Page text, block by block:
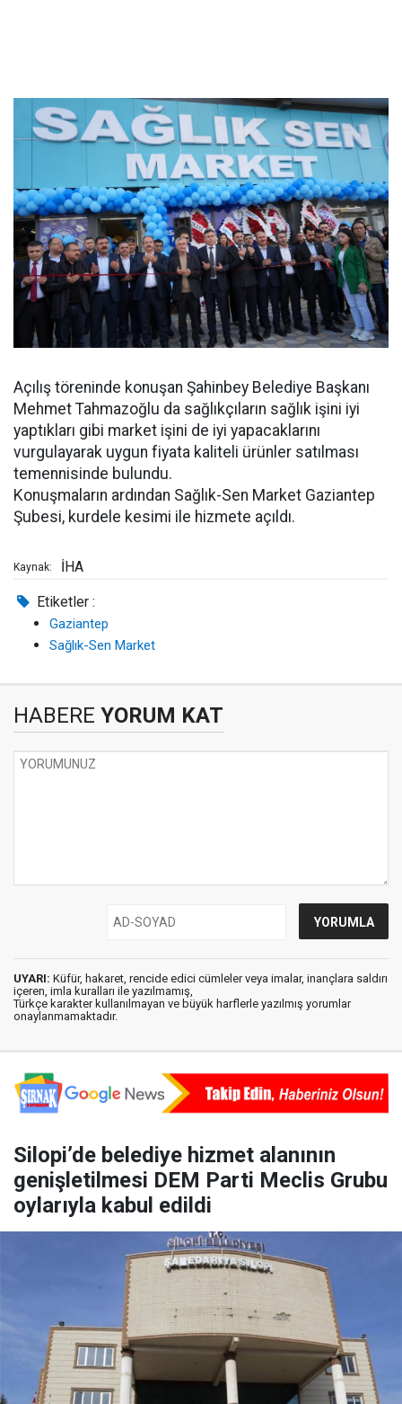
Açılış töreninde konuşan Şahinbey Belediye Başkanı
Mehmet Tahmazoğlu da sağlıkçıların sağlık işini iyi
yaptıkları gibi market işini de iyi yapacaklarını
vurgulayarak uygun fiyata kaliteli ürünler satılması
temennisinde bulundu.
Konuşmaların ardından Sağlık-Sen Market Gaziantep
Şubesi, kurdele kesimi ile hizmete açıldı.
Kaynak: İHA
Etiketler :
Gaziantep
Sağlık-Sen Market
HABERE YORUM KAT
UYARI: Küfür, hakaret, rencide edici cümleler veya imalar, inançlara saldırı
içeren, imla kuralları ile yazılmamış,
Türkçe karakter kullanılmayan ve büyük harflerle yazılmış yorumlar
onaylanmamaktadır.
Silopi’de belediye hizmet alanının
genişletilmesi DEM Parti Meclis Grubu
oylarıyla kabul edildi